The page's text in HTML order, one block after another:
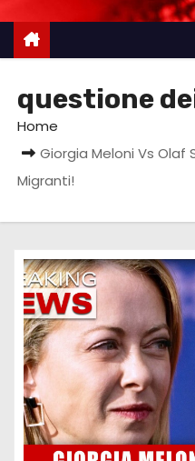
questione
Home
Giorgia Meloni Vs Olaf
Migranti!